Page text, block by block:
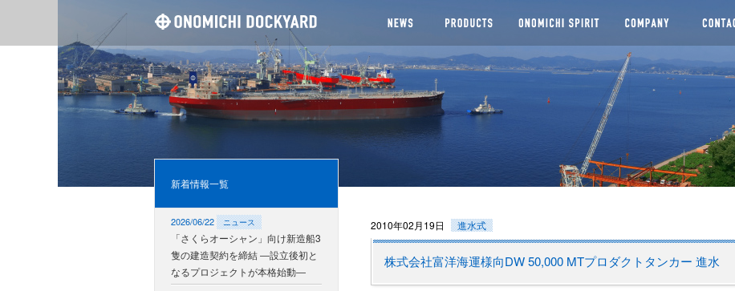
2010年02月19日 進水式
株式会社富洋海運様向DW 50,000 MTプロダクトタンカー 進水
新着情報一覧
2026/06/22 ニュース
「さくらオーシャン」向け新造船3
隻の建造契約を締結 ―設立後初と
なるプロジェクトが本格始動―